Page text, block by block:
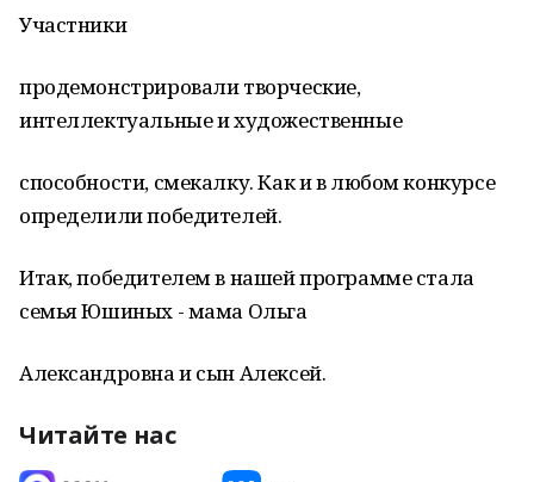
Участники
продемонстрировали творческие,
интеллектуальные и художественные
способности, смекалку. Как и в любом конкурсе
определили победителей.
Итак, победителем в нашей программе стала
семья Юшиных - мама Ольга
Александровна и сын Алексей.
Читайте нас